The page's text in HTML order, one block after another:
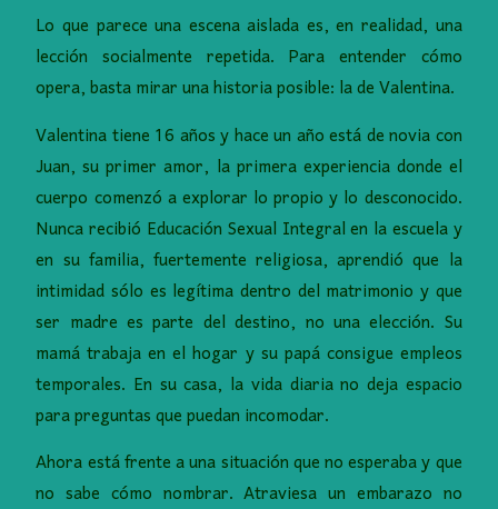
Lo que parece una escena aislada es, en realidad, una
lección socialmente repetida. Para entender cómo
opera, basta mirar una historia posible: la de Valentina.
Valentina tiene 16 años y hace un año está de novia con
Juan, su primer amor, la primera experiencia donde el
cuerpo comenzó a explorar lo propio y lo desconocido.
Nunca recibió Educación Sexual Integral en la escuela y
en su familia, fuertemente religiosa, aprendió que la
intimidad sólo es legítima dentro del matrimonio y que
ser madre es parte del destino, no una elección. Su
mamá trabaja en el hogar y su papá consigue empleos
temporales. En su casa, la vida diaria no deja espacio
para preguntas que puedan incomodar.
Ahora está frente a una situación que no esperaba y que
no sabe cómo nombrar. Atraviesa un embarazo no